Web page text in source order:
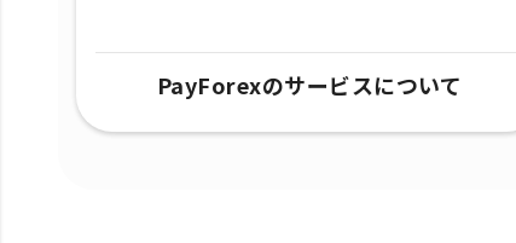
PayForexのサービスについて